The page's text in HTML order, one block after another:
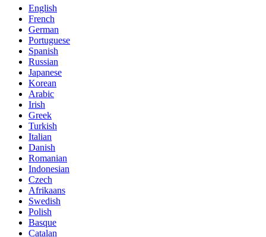
English
French
German
Portuguese
Spanish
Russian
Japanese
Korean
Arabic
Irish
Greek
Turkish
Italian
Danish
Romanian
Indonesian
Czech
Afrikaans
Swedish
Polish
Basque
Catalan